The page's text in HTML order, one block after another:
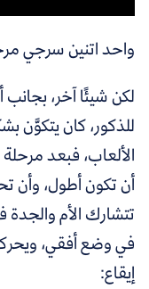
واحد اتنين سرجي
لكن شيئًا آخر،
للذكور، كان
الألعاب، فبعد مرحلة
أن تكون أطول، وأن
تتشارك الأم والجدة
في وضع أفقي،
إيقاع: